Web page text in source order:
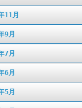
11月
9月
7月
6月
5月